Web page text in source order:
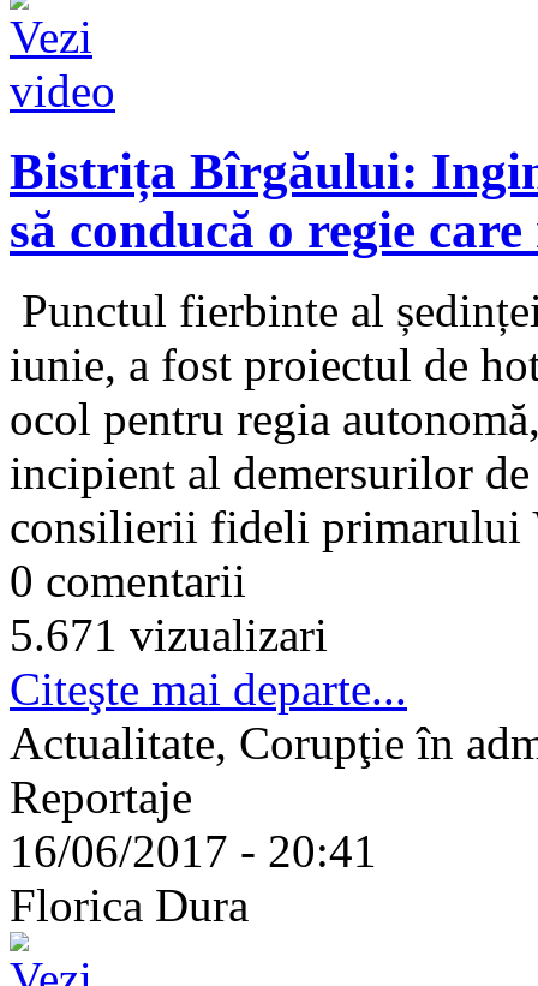
Bistrița Bîrgăului:
să conducă o regie
Punctul fierbinte al
iunie, a fost proiectul de
ocol pentru regia
incipient al demersurilor
consilierii fideli primarului
0 comentarii
5.671 vizualizari
Citeşte mai departe...
Actualitate, Corupţie în
Reportaje
16/06/2017 - 20:41
Florica Dura